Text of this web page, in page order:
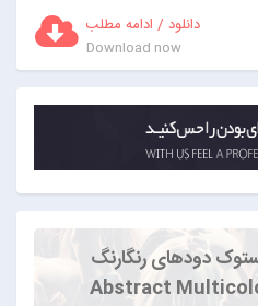
دانلود / ادامه مطلب
Download now
دودهای رنگارنگ
Abstract